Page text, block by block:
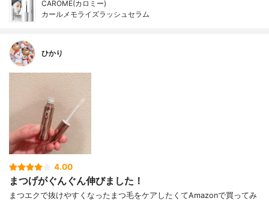
CAROME(カロミー)
カールメモライズラッシュセラム
ひかり
4.00
まつげがぐんぐん伸びました！
まつエクで抜けやすくなったまつ毛をケアしたくてAmazonで買ってみ